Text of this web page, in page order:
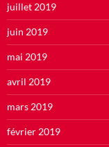
juillet 2019
juin 2019
mai 2019
avril 2019
mars 2019
février 2019